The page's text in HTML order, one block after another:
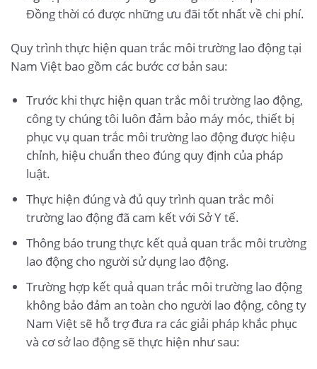
Đồng thời có được những ưu đãi tốt nhất về chi phí.
Quy trình thực hiện quan trắc môi trường lao động tại
Nam Việt bao gồm các bước cơ bản sau:
Trước khi thực hiện quan trắc môi trường lao động,
công ty chúng tôi luôn đảm bảo máy móc, thiết bị
phục vụ quan trắc môi trường lao động được hiệu
chỉnh, hiệu chuẩn theo đúng quy định của pháp
luật.
Thực hiện đúng và đủ quy trình quan trắc môi
trường lao động đã cam kết với Sở Y tế.
Thông báo trung thực kết quả quan trắc môi trường
lao động cho người sử dụng lao động.
Trường hợp kết quả quan trắc môi trường lao động
không bảo đảm an toàn cho người lao động, công ty
Nam Việt sẽ hỗ trợ đưa ra các giải pháp khắc phục
và cơ sở lao động sẽ thực hiện như sau: